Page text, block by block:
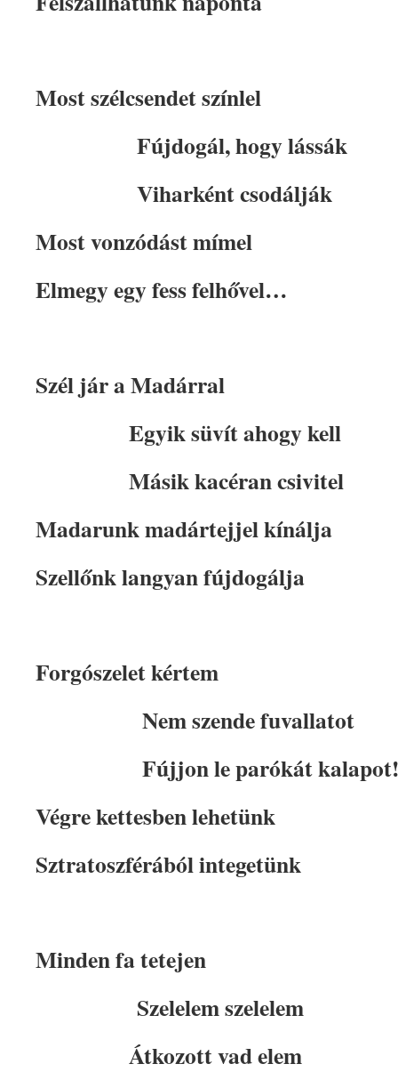
Most szélcsendet színlel
Fújdogál, hogy lássák
Viharként csodálják
Most vonzódást mímel
Elmegy egy fess felhővel…
Szél jár a Madárral
Egyik süvít ahogy kell
Másik kacéran csivitel
Madarunk madártejjel kínálja
Szellőnk langyan fújdogálja
Forgószelet kértem
Nem szende fuvallatot
Fújjon le parókát
Végre kettesben lehetünk
Sztratoszférából integetünk
Minden fa tetejen
Szelelem szelelem
Átkozott vad elem